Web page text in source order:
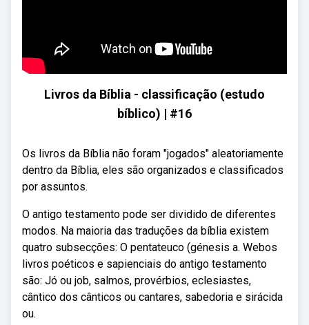
Livros da Bíblia - classificação (estudo
bíblico) | #16
Os livros da Bíblia não foram "jogados" aleatoriamente
dentro da Bíblia, eles são organizados e classificados
por assuntos.
O antigo testamento pode ser dividido de diferentes
modos. Na maioria das traduções da bíblia existem
quatro subsecções: O pentateuco (génesis a. Webos
livros poéticos e sapienciais do antigo testamento
são: Jó ou job, salmos, provérbios, eclesiastes,
cântico dos cânticos ou cantares, sabedoria e sirácida
ou.